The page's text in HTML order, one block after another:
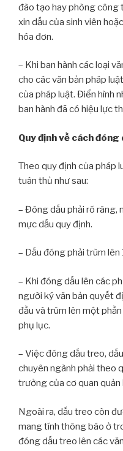
đào tạo hay phòng công
xin dấu của sinh viên
hóa đơn.
– Khi ban hành các loại
cho các văn bản pháp
của pháp luật. Điển hình
ban hành đã có hiệu lực
Quy định về cách
Theo quy định của pháp
tuân thủ như sau:
– Đóng dấu phải rõ ràng,
mực dấu quy định.
– Dấu đóng phải trùm
– Khi đóng dấu lên các
người ký văn bản quyết
đầu và trùm lên một
phụ lục.
– Việc đóng dấu treo,
chuyên ngành phải theo
trưởng của cơ quan quản
Ngoài ra, dấu treo còn
mang tính thông báo ở
đóng dấu treo lên các